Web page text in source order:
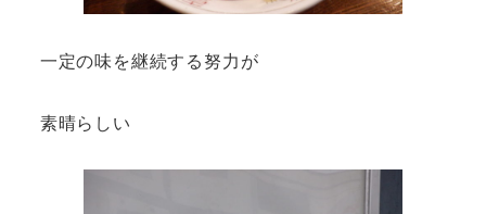
一定の味を継続する努力が
素晴らしい